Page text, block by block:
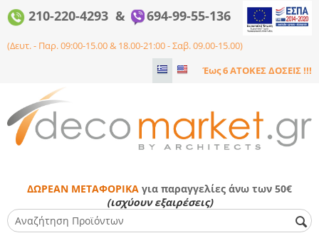
210-220-4293 & 694-99-55-136
(Δευτ. - Παρ. 09:00-15.00 & 18.00-21:00 - Σαβ. 09.00-15.00)
Έως 6 ΑΤΟΚΕΣ ΔΟΣΕΙΣ !!!
ΔΩΡΕΑΝ ΜΕΤΑΦΟΡΙΚΑ για παραγγελίες άνω των 50€
(ισχύουν εξαιρέσεις)